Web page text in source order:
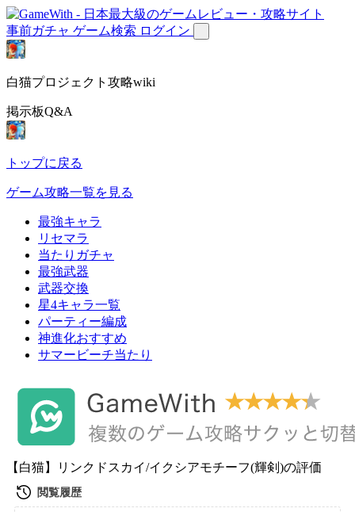
事前ガチャ ゲーム検索 ログイン
白猫プロジェクト攻略wiki
掲示板Q&A
トップに戻る
ゲーム攻略一覧を見る
最強キャラ
リセマラ
当たりガチャ
最強武器
武器交換
星4キャラ一覧
パーティー編成
神進化おすすめ
サマービーチ当たり
【白猫】リンクドスカイ/イクシアモチーフ(輝剣)の評価